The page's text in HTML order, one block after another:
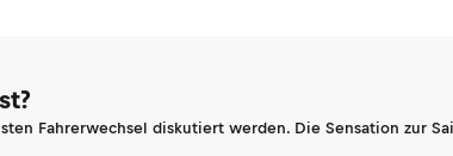
Fahrerwechsel diskutiert werden. Die Sensation zur